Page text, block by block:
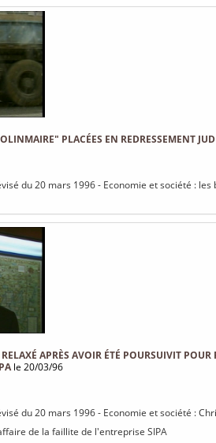
PLACÉES EN REDRESSEMENT
du 20 mars 1996 - Economie et société :
APRÈS AVOIR ÉTÉ POURSUIVIT
le 20/03/96
du 20 mars 1996 - Economie et société :
de la faillite de l'entreprise SIPA